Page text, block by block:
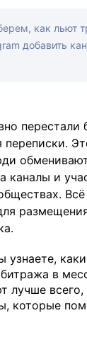
как льют
добавить
перестали
каналы и
узнаете,
в
лучше
которые